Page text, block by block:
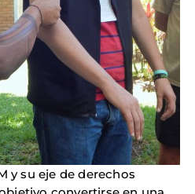
y su eje de derechos